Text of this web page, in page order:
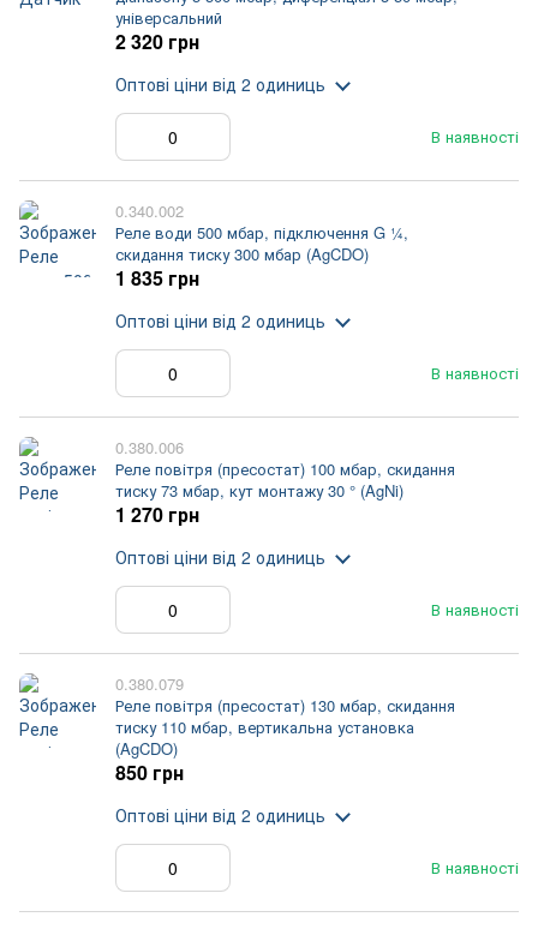
універсальний
В наявності
2 320 грн
Оптові ціни від 2 одиниць
0.340.002
Реле води 500 мбар, підключення G ¼,
скидання тиску 300 мбар (AgCDO)
В наявності
1 835 грн
Оптові ціни від 2 одиниць
0.380.006
Реле повітря (пресостат) 100 мбар, скидання
тиску 73 мбар, кут монтажу 30 ° (AgNi)
В наявності
1 270 грн
Оптові ціни від 2 одиниць
0.380.079
Реле повітря (пресостат) 130 мбар, скидання
тиску 110 мбар, вертикальна установка
(AgCDO)
В наявності
850 грн
Оптові ціни від 2 одиниць